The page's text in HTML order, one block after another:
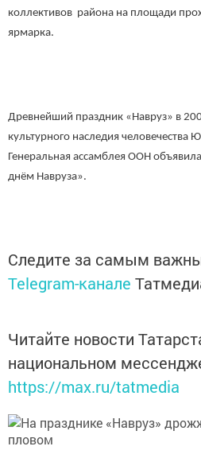
коллективов района на площади
ярмарка.
Древнейший праздник «Навруз» в
культурного наследия человечества
Генеральная ассамблея ООН
днём Навруза».
Следите за самым
Telegram-канале
Читайте новости
национальном
https://max.ru/tatmedia